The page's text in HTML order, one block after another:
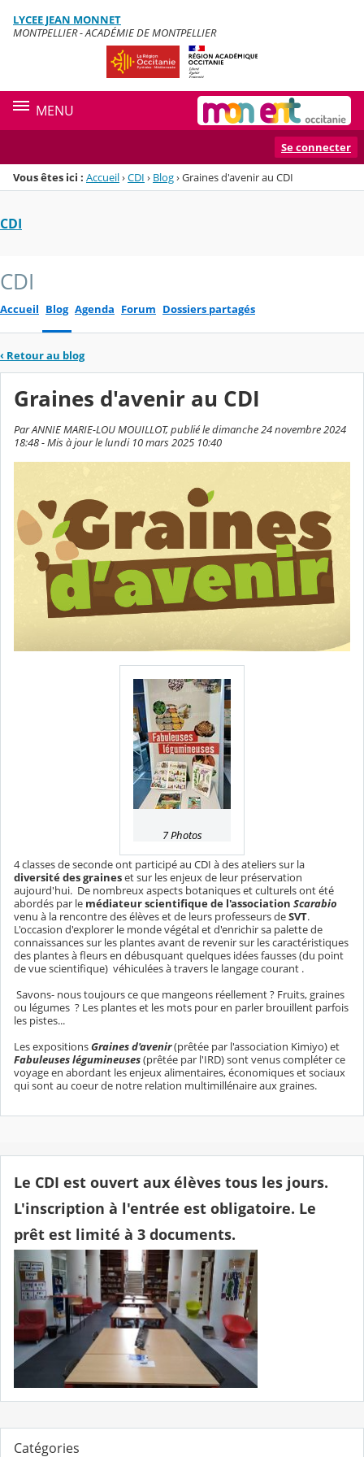
Menu de la rubrique
Contenu
LYCEE JEAN MONNET
MONTPELLIER - ACADÉMIE DE MONTPELLIER
MENU
Se connecter
Vous êtes ici : Accueil›CDI › Blog›Graines d'avenir au CDI
CDI
CDI
Accueil Blog Agenda Forum Dossiers partagés
‹ Retour au blog
Graines d'avenir au CDI
Par ANNIE MARIE-LOU MOUILLOT, publié le dimanche 24 novembre 2024
18:48 - Mis à jour le lundi 10 mars 2025 10:40
7 Photos
4 classes de seconde ont participé au CDI à des ateliers sur la
diversité des graineset sur les enjeux de leur préservation
aujourd'hui. De nombreux aspects botaniques et culturels ont été
abordés par le médiateur scientifique de l'association Scarabio
venu à la rencontre des élèves et de leurs professeurs deSVT.
L'occasion d'explorer le monde végétal et d'enrichir sa palette de
connaissances sur les plantes avant de revenir sur les caractéristiques
des plantes à fleurs en débusquant quelques idées fausses (du point
de vue scientifique) véhiculées à travers le langage courant .
Savons- nous toujours ce que mangeons réellement ? Fruits, graines
ou légumes ? Les plantes et les mots pour en parler brouillent parfois
les pistes...
Les expositionsGraines d'avenir(prêtée par l'association Kimiyo) et
Fabuleuses légumineuses(prêtée par l'IRD) sont venus compléter ce
voyage en abordant les enjeux alimentaires, économiques et sociaux
qui sont au coeur de notre relation multimillénaire aux graines.
Le CDI est ouvert aux élèves tous les jours.
L'inscription à l'entrée est obligatoire. Le
prêt est limité à 3 documents.
Catégories